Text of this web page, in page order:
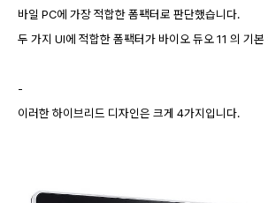
바일 PC에 가장 적합한 폼팩터로 판단했습니다.
두 가지 UI에 적합한 폼팩터가 바이오 듀오 11 의 기
-
이러한 하이브리드 디자인은 크게 4가지입니다.